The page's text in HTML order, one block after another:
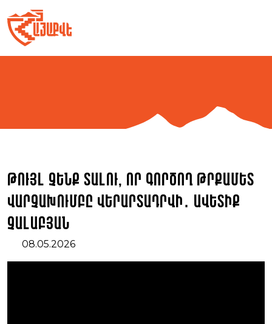
to
content
Թույլ չենք տալու, որ գործող թրքամետ
վարչախումբը վերարտադրվի․ Ավետիք
Չալաբյան
08.05.2026